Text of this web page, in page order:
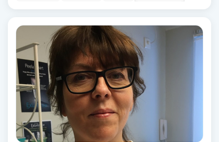
Fransfärgning
Fransförlängning
Fransförlängning Megavolym
Fransförlängning Volym